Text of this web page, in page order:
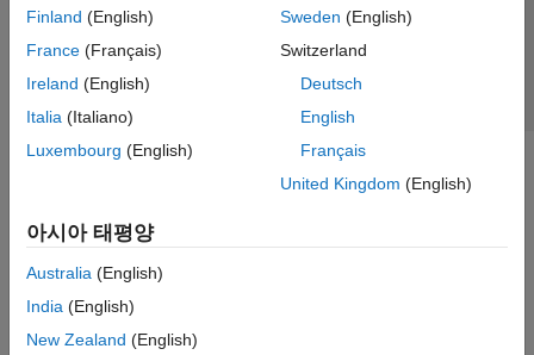
Simulink Design Optimization
STM32 Microcontroller Blockset
System Identification Toolbox
Finland (English)
France (Français)
Ireland (English)
Italia (Italiano)
Luxembourg (English)
Sweden (English)
Switzerland
Deutsch
English
Français
United Kingdom (English)
아시아 태평양
Australia (English)
India (English)
New Zealand (English)